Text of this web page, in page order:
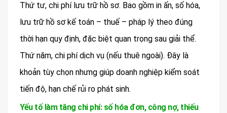
Thứ tư, chi phí lưu trữ hồ sơ. Bao gồm in ấn, số hóa,
lưu trữ hồ sơ kế toán – thuế – pháp lý theo đúng
thời hạn quy định, đặc biệt quan trọng sau giải thể.
Thứ năm, chi phí dịch vụ (nếu thuê ngoài). Đây là
khoản tùy chọn nhưng giúp doanh nghiệp kiểm soát
tiến độ, hạn chế rủi ro phát sinh.
Yếu tố làm tăng chi phí: số hóa đơn, công nợ, thiếu